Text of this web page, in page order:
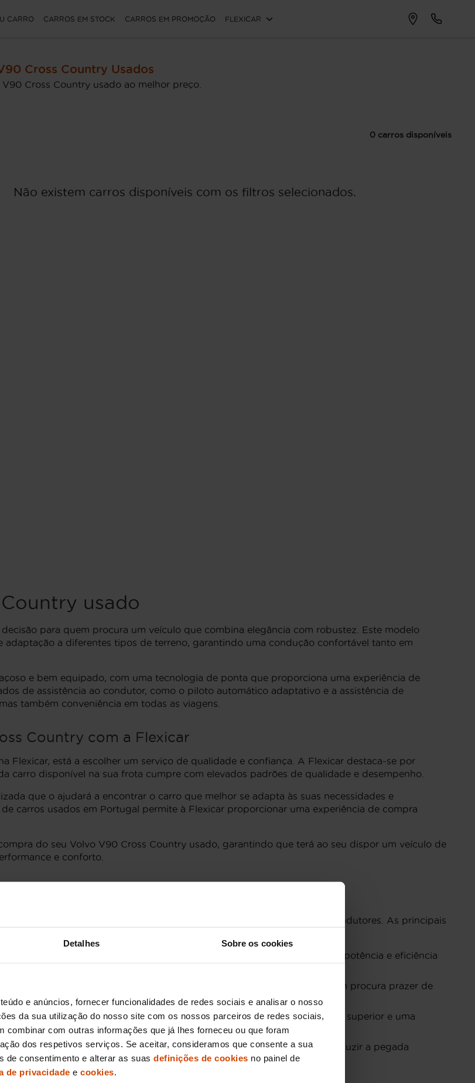
Detalhes Sobre os cookies
e anúncios, fornecer funcionalidades de redes sociais e analisar o nosso
da sua utilização do nosso site com os nossos parceiros de redes sociais,
combinar com outras informações que já lhes forneceu ou que foram
dos respetivos serviços. Se aceitar, consideramos que consente a sua
de consentimento e alterar as suas definições de cookies no painel de
de privacidade e cookies.
CARRO CARROS EM STOCK CARROS EM PROMOÇÃO FLEXICAR
Cross Country Usados
Cross Country usado ao melhor preço.
0 carros disponíveis
Não existem carros disponíveis com os filtros selecionados.
usado
para quem procura um veículo que combina elegância com robustez. Este modelo
a diferentes tipos de terreno, garantindo uma condução confortável tanto em
e bem equipado, com uma tecnologia de ponta que proporciona uma experiência de
de assistência ao condutor, como o piloto automático adaptativo e a assistência de
também conveniência em todas as viagens.
Country com a Flexicar
Flexicar, está a escolher um serviço de qualidade e confiança. A Flexicar destaca-se por
carro disponível na sua frota cumpre com elevados padrões de qualidade e desempenho.
que o ajudará a encontrar o carro que melhor se adapta às suas necessidades e
carros usados em Portugal permite à Flexicar proporcionar uma experiência de compra
do seu Volvo V90 Cross Country usado, garantindo que terá ao seu dispor um veículo de
e conforto.
versões adaptadas a diferentes necessidades e preferências dos condutores. As principais
um motor a diesel de 2.0 litros, oferecendo uma excelente combinação de potência e eficiência
estabilidade.
litros, esta opção proporciona um desempenho sólido, ideal para quem procura prazer de
gasolina de 2.0 litros com capacidades Twin Engine, oferecendo potência superior e uma
plug-in combina eficiência e performance, perfeita para quem procura reduzir a pegada